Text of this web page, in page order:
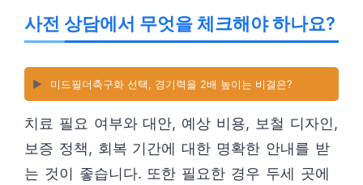
사전 상담에서 무엇을 체크해야 하나요?
▶️ 미드필더축구화 선택, 경기력을 2배 높이는 비결은?
치료 필요 여부와 대안, 예상 비용, 보철 디자인,
보증 정책, 회복 기간에 대한 명확한 안내를 받
는 것이 좋습니다. 또한 필요한 경우 두세 곳에